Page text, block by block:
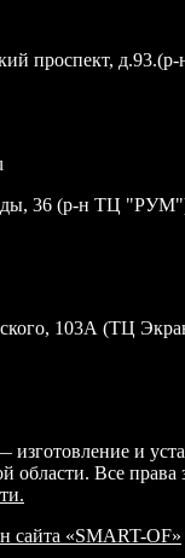
проспект,
36 (р-н ТЦ
103А (ТЦ
и
области. Все
сайта «SMART-OF»